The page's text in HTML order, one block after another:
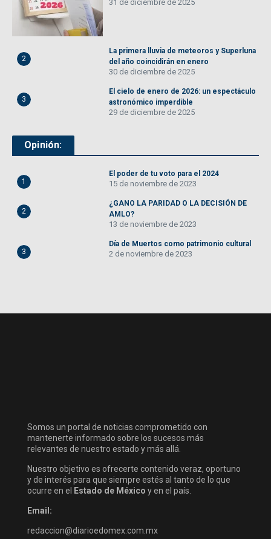
31 de diciembre de 2025
2
La primera lluvia de meteoros y Superluna
del año coincidirán en enero
30 de diciembre de 2025
3
El cielo de enero de 2026: un espectáculo
astronómico imperdible
29 de diciembre de 2025
Opinión:
1
El poder de tu voto para el 2024
15 de noviembre de 2023
2
¿GANO LA PARIDAD O LA DECISIÓN DE
AMLO?
13 de noviembre de 2023
3
Día de Muertos como patrimonio cultural
2 de noviembre de 2023
Somos un portal de noticias comprometido con
mantenerte informado sobre los sucesos más
relevantes de nuestro estado y más allá.
Nuestro objetivo es ofrecerte contenido veraz, oportuno
y de interés para que siempre estés al tanto de lo que
ocurre en el
Estado de México y en el país.
Email:
redaccion@diarioedomex.com.mx